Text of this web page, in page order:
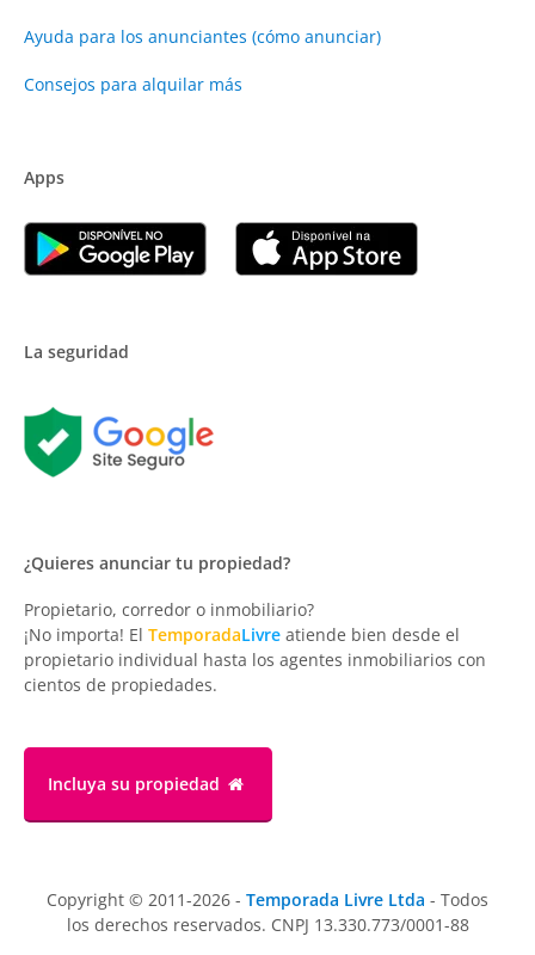
Ayuda para los anunciantes (cómo anunciar)
Consejos para alquilar más
Apps
La seguridad
¿Quieres anunciar tu propiedad?
Propietario, corredor o inmobiliario?
¡No importa! El TemporadaLivre atiende bien desde el
propietario individual hasta los agentes inmobiliarios con
cientos de propiedades.
Incluya su propiedad
Copyright © 2011-2026 - Temporada Livre Ltda - Todos
los derechos reservados. CNPJ 13.330.773/0001-88